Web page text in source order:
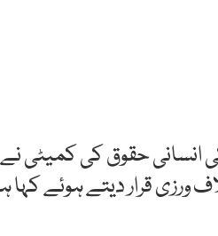
کی انسانی حقوق کی
ورزی قرار دیتے ہوئے